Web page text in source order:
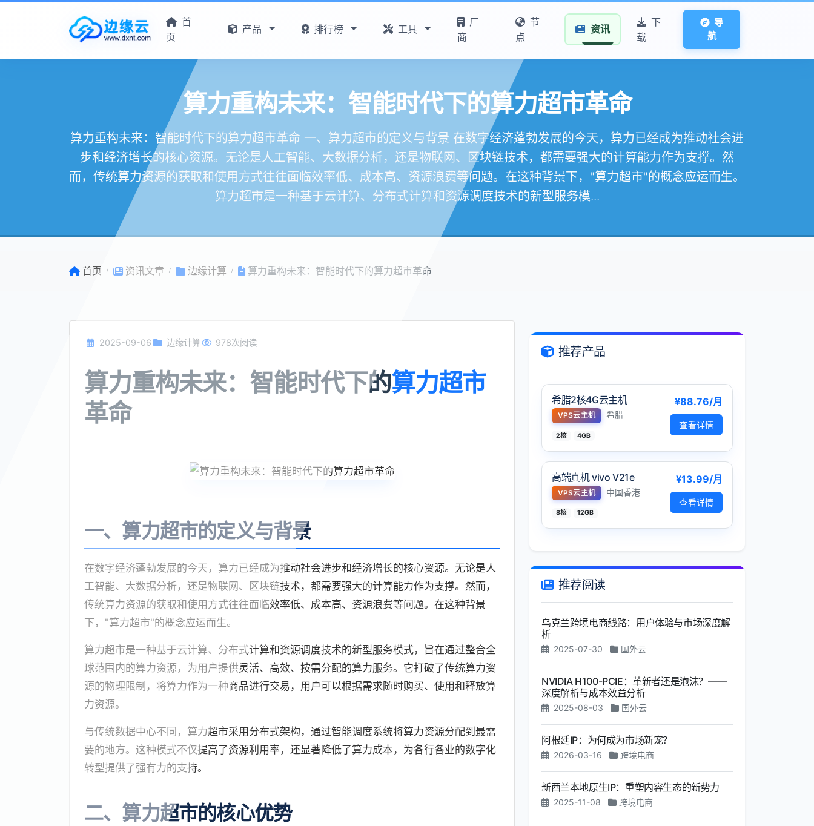
首
页
产品 排行榜 工具
厂
商
节
点
资讯
下
载
导
航
算力重构未来：智能时代下的算力超市革命
算力重构未来：智能时代下的算力超市革命 一、算力超市的定义与背景 在数字经济蓬勃发展的今天，算力已经成为推动社会进
步和经济增长的核心资源。无论是人工智能、大数据分析，还是物联网、区块链技术，都需要强大的计算能力作为支撑。然
而，传统算力资源的获取和使用方式往往面临效率低、成本高、资源浪费等问题。在这种背景下，"算力超市"的概念应运而生。
算力超市是一种基于云计算、分布式计算和资源调度技术的新型服务模...
首页 资讯文章 边缘计算 算力重构未来：智能时代下的算力超市革命
2025-09-06 边缘计算 978次阅读
算力重构未来：智能时代下的算力超市
革命
一、算力超市的定义与背景
在数字经济蓬勃发展的今天，算力已经成为推动社会进步和经济增长的核心资源。无论是人
工智能、大数据分析，还是物联网、区块链技术，都需要强大的计算能力作为支撑。然而，
传统算力资源的获取和使用方式往往面临效率低、成本高、资源浪费等问题。在这种背景
下，"算力超市"的概念应运而生。
算力超市是一种基于云计算、分布式计算和资源调度技术的新型服务模式，旨在通过整合全
球范围内的算力资源，为用户提供灵活、高效、按需分配的算力服务。它打破了传统算力资
源的物理限制，将算力作为一种商品进行交易，用户可以根据需求随时购买、使用和释放算
力资源。
与传统数据中心不同，算力超市采用分布式架构，通过智能调度系统将算力资源分配到最需
要的地方。这种模式不仅提高了资源利用率，还显著降低了算力成本，为各行各业的数字化
转型提供了强有力的支持。
二、算力超市的核心优势
推荐产品
希腊2核4G云主机
VPS云主机 希腊
2核 4GB
¥88.76/月
查看详情
高端真机 vivo V21e
VPS云主机 中国香港
8核 12GB
¥13.99/月
查看详情
推荐阅读
乌克兰跨境电商线路：用户体验与市场深度解
析
2025-07-30 国外云
NVIDIA H100-PCIE：革新者还是泡沫？——
深度解析与成本效益分析
2025-08-03 国外云
阿根廷IP：为何成为市场新宠？
2026-03-16 跨境电商
新西兰本地原生IP：重塑内容生态的新势力
2025-11-08 跨境电商